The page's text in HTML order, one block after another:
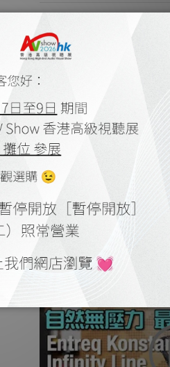
Wood connectors New